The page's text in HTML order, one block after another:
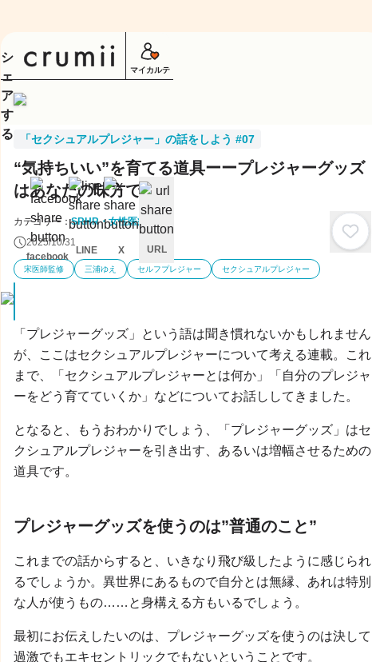
マイカルテ
「セクシュアルプレジャー」の話をしよう #07
“気持ちいい”を育てる道具ーープレジャーグッズ
はあなたの味方です
カテゴリー：SRHR・女性医療
2025/10/31
宋医師監修 三浦ゆえ セルフプレジャー セクシュアルプレジャー
「プレジャーグッズ」という語は聞き慣れないかもしれません
が、ここはセクシュアルプレジャーについて考える連載。これ
まで、「セクシュアルプレジャーとは何か」「自分のプレジャ
ーをどう育てていくか」などについてお話ししてきました。
となると、もうおわかりでしょう、「プレジャーグッズ」はセ
クシュアルプレジャーを引き出す、あるいは増幅させるための
道具です。
プレジャーグッズを使うのは”普通のこと”
これまでの話からすると、いきなり飛び級したように感じられ
るでしょうか。異世界にあるもので自分とは無縁、あれは特別
な人が使うもの……と身構える方もいるでしょう。
最初にお伝えしたいのは、プレジャーグッズを使うのは決して
過激でもエキセントリックでもないということです。
シ
ェ
ア
す
る
facebook
LINE X URL
キ
ン